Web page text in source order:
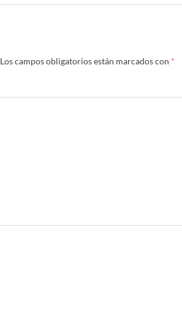
Los campos obligatorios están marcados con *